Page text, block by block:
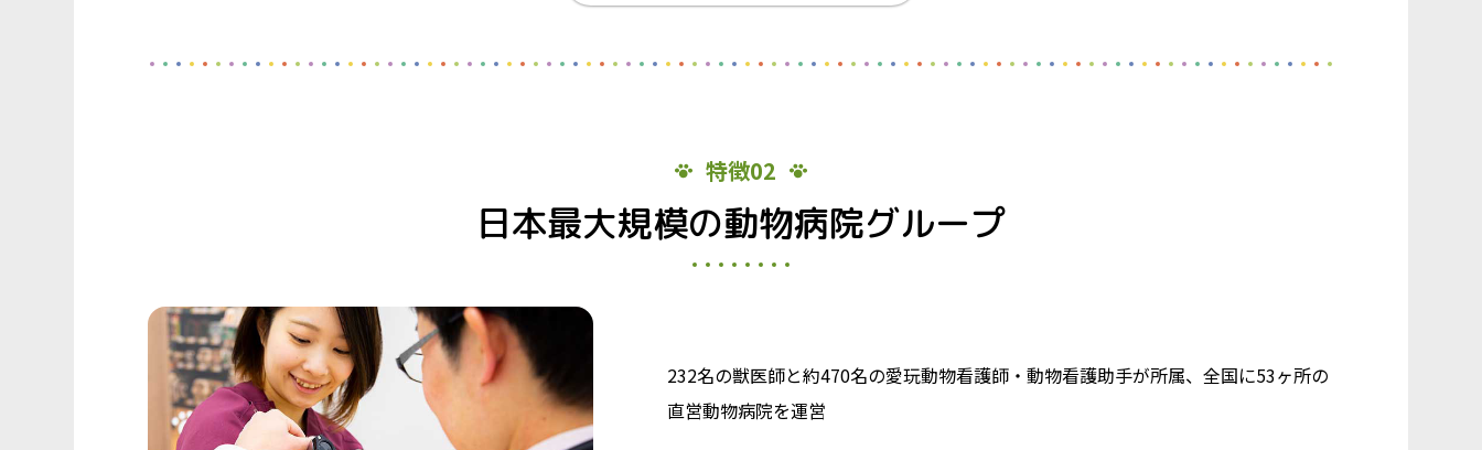
特徴02
日本最大規模の動物病院グループ
232名の獣医師と約470名の愛玩動物看護師・動物看護助手が所属、全国に53ヶ所の
直営動物病院を運営